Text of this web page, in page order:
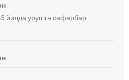
йилда урушга сафарбар